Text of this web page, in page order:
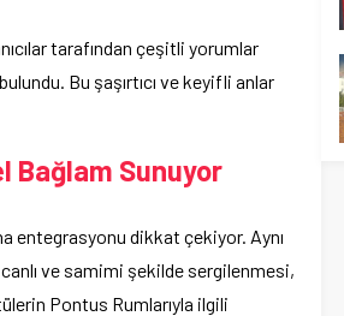
tarafından çeşitli yorumlar
Bu şaşırtıcı ve keyifli anlar
Bağlam Sunuyor
entegrasyonu dikkat çekiyor. Aynı
ve samimi şekilde sergilenmesi,
Pontus Rumlarıyla ilgili